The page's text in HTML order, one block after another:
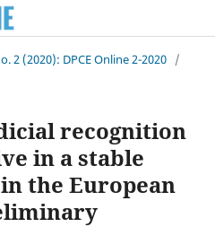
2 (2020): DPCE Online 2-2020 /
recognition
in a stable
the European